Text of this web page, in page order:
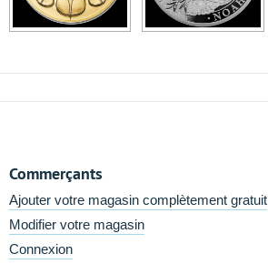
Commerçants
Ajouter votre magasin complètement gratuit
Modifier votre magasin
Connexion